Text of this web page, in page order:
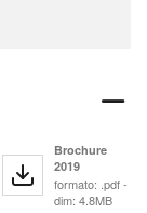
Brochure
2019
formato: .pdf -
dim: 4.8MB